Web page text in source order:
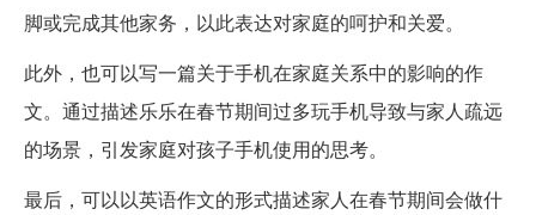
脚或完成其他家务，以此表达对家庭的呵护和关爱。
此外，也可以写一篇关于手机在家庭关系中的影响的作
文。通过描述乐乐在春节期间过多玩手机导致与家人疏远
的场景，引发家庭对孩子手机使用的思考。
最后，可以以英语作文的形式描述家人在春节期间会做什